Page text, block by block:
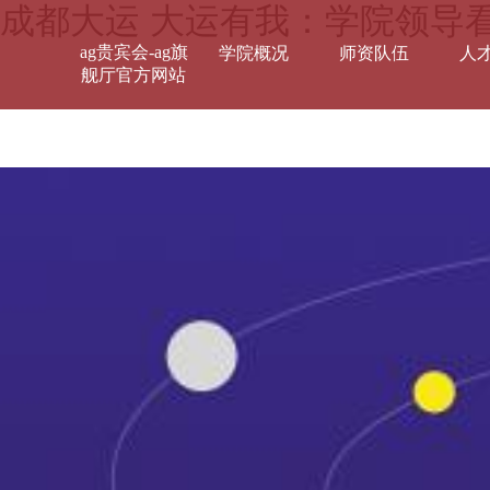
成都大运 大运有我：学院领导
ag贵宾会-ag旗
舰厅官方网站
学院概况 师资队伍 人